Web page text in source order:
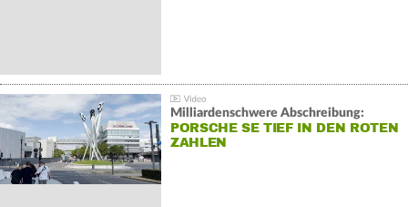
Milliardenschwere Abschreibung:
PORSCHE SE TIEF IN DEN ROTEN
ZAHLEN